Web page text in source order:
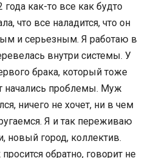
как-то все как будто
что все наладится, что он
и серьезным. Я работаю в
внутри системы. У
брака, который тоже
начались проблемы. Муж
ничего не хочет, ни в чем
Я и так переживаю
новый город, коллектив.
обратно, говорит не